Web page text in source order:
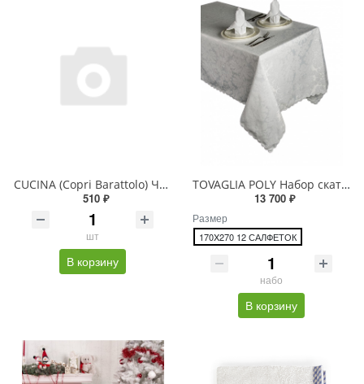
CUCINA (Copri Barattolo) Чехол для крышки банки
510 ₽
шт
В корзину
TOVAGLIA POLY Набор скатерть и салфетки
13 700 ₽
Размер
170X270 12 САЛФЕТОК
набо
В корзину